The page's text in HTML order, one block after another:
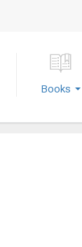
Books